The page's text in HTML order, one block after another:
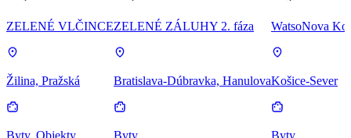
ZELENÉ VLČINCE
Žilina, Pražská
Byty, Objekty
ZELENÉ ZÁLUHY 2. fáza
Bratislava-Dúbravka, Hanulova
Byty
WatsoNova
Košice-Sever
Byty